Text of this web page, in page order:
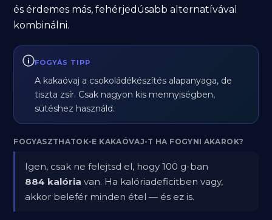
és érdemes más, fehérjedúsabb alternatívával
kombinálni.
FOGYÁS TIPP
A kakaóvaj a csokoládékészítés alapanyaga, de
tiszta zsír. Csak nagyon kis mennyiségben,
sütéshez használd.
FOGYASZTHATOK-E KAKAÓVAJ-T HA FOGYNI AKAROK?
Igen, csak ne felejtsd el, hogy 100 g-ban
884 kalória van. Ha kalóriadeficitben vagy,
akkor belefér minden étel — és ez is.